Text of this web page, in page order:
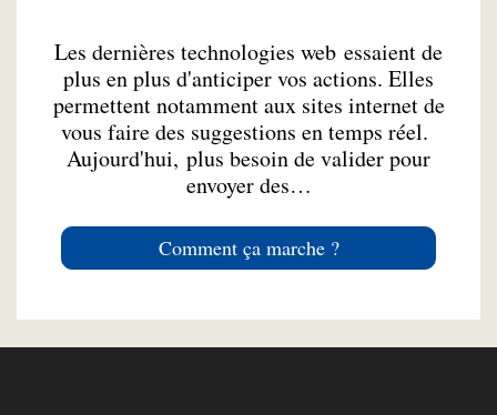
Les dernières technologies web essaient de
plus en plus d'anticiper vos actions. Elles
permettent notamment aux sites internet de
vous faire des suggestions en temps réel.
Aujourd'hui, plus besoin de valider pour
envoyer des…
Comment ça marche ?